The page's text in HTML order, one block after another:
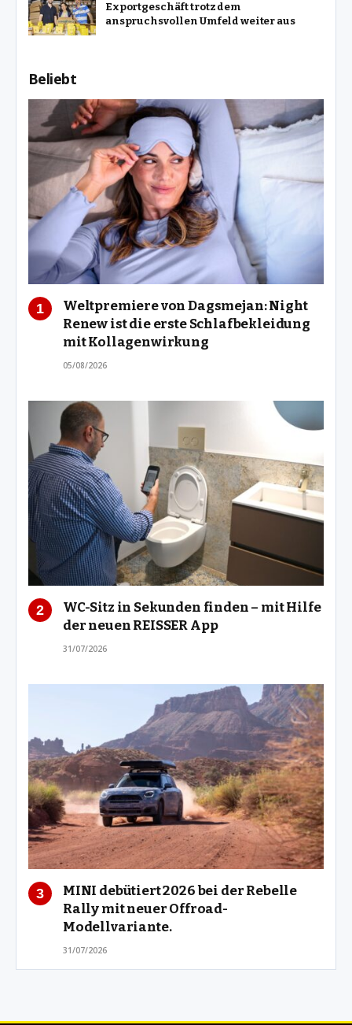
Exportgeschäft trotz dem
anspruchsvollen Umfeld weiter aus
Beliebt
Weltpremiere von Dagsmejan: Night
Renew ist die erste Schlafbekleidung
mit Kollagenwirkung
05/08/2026
WC-Sitz in Sekunden finden – mit Hilfe
der neuen REISSER App
31/07/2026
MINI debütiert 2026 bei der Rebelle
Rally mit neuer Offroad-
Modellvariante.
31/07/2026